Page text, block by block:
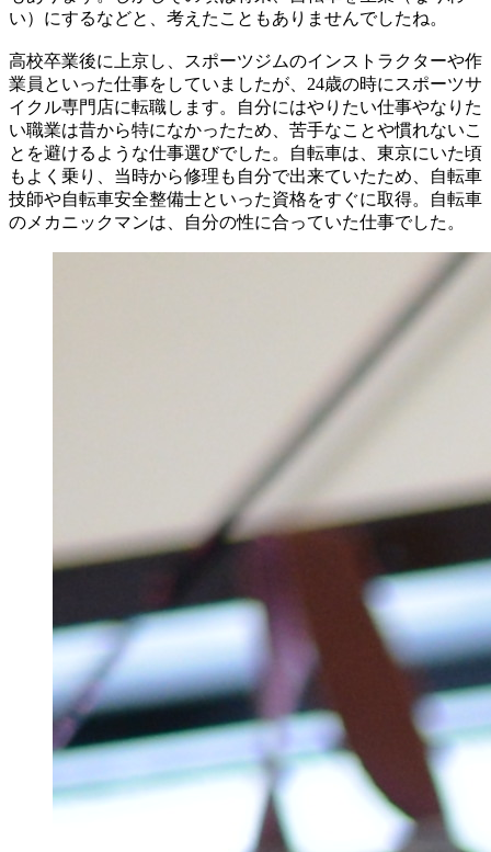
い）にするなどと、考えたこともありませんでしたね。
高校卒業後に上京し、スポーツジムのインストラクターや作
業員といった仕事をしていましたが、24歳の時にスポーツサ
イクル専門店に転職します。自分にはやりたい仕事やなりた
い職業は昔から特になかったため、苦手なことや慣れないこ
とを避けるような仕事選びでした。自転車は、東京にいた頃
もよく乗り、当時から修理も自分で出来ていたため、自転車
技師や自転車安全整備士といった資格をすぐに取得。自転車
のメカニックマンは、自分の性に合っていた仕事でした。